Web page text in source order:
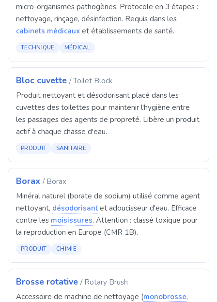
micro-organismes pathogènes. Protocole en 3 étapes :
nettoyage, rinçage, désinfection. Requis dans les
cabinets médicaux et établissements de santé.
TECHNIQUE MÉDICAL
Bloc cuvette / Toilet Block
Produit nettoyant et désodorisant placé dans les
cuvettes des toilettes pour maintenir l'hygiène entre
les passages des agents de propreté. Libère un produit
actif à chaque chasse d'eau.
PRODUIT SANITAIRE
Borax / Borax
Minéral naturel (borate de sodium) utilisé comme agent
nettoyant, désodorisant et adoucisseur d'eau. Efficace
contre les moisissures. Attention : classé toxique pour
la reproduction en Europe (CMR 1B).
PRODUIT CHIMIE
Brosse rotative / Rotary Brush
Accessoire de machine de nettoyage (monobrosse,